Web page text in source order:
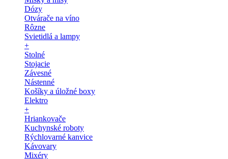
Dózy
Otvárače na víno
Rôzne
Svietidlá a lampy
+
Stolné
Stojacie
Závesné
Nástenné
Košíky a úložné boxy
Elektro
+
Hriankovače
Kuchynské roboty
Rýchlovarné kanvice
Kávovary
Mixéry